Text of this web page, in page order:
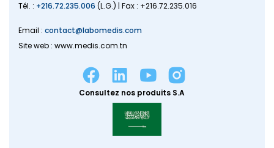
Tél. : +216.72.235.006 (L.G.) | Fax : +216.72.235.016
Email : contact@labomedis.com
Site web : www.medis.com.tn
Consultez nos produits S.A